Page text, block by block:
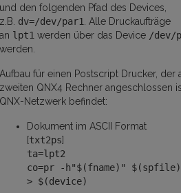
und den folgenden Pfad des Devices,
z.B. dv=/dev/par1 . Alle Druckaufträge
an lpt1 werden über das Device /dev/
werden.
Aufbau für einen Postscript Drucker, der
zweiten QNX4 Rechner angeschlossen
QNX-Netzwerk befindet:
Dokument im ASCII Format
[txt2ps]
ta=lpt2
co=pr -h"$(fname)"
> $(device)